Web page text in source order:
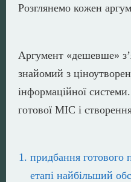
Розглянемо кожен
Аргумент «дешевше»
знайомий з
інформаційної
готової МІС і
придбання готового
етапі найбільший